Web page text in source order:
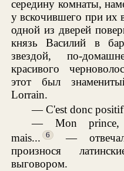
середину комнаты,
у вскочившего при их
одной из дверей
князь Василий в
звездой, по-
красивого
этот был
Lorrain.
— C'est donc
— Mon prince,
mais...
6
—
произнося
выговором.